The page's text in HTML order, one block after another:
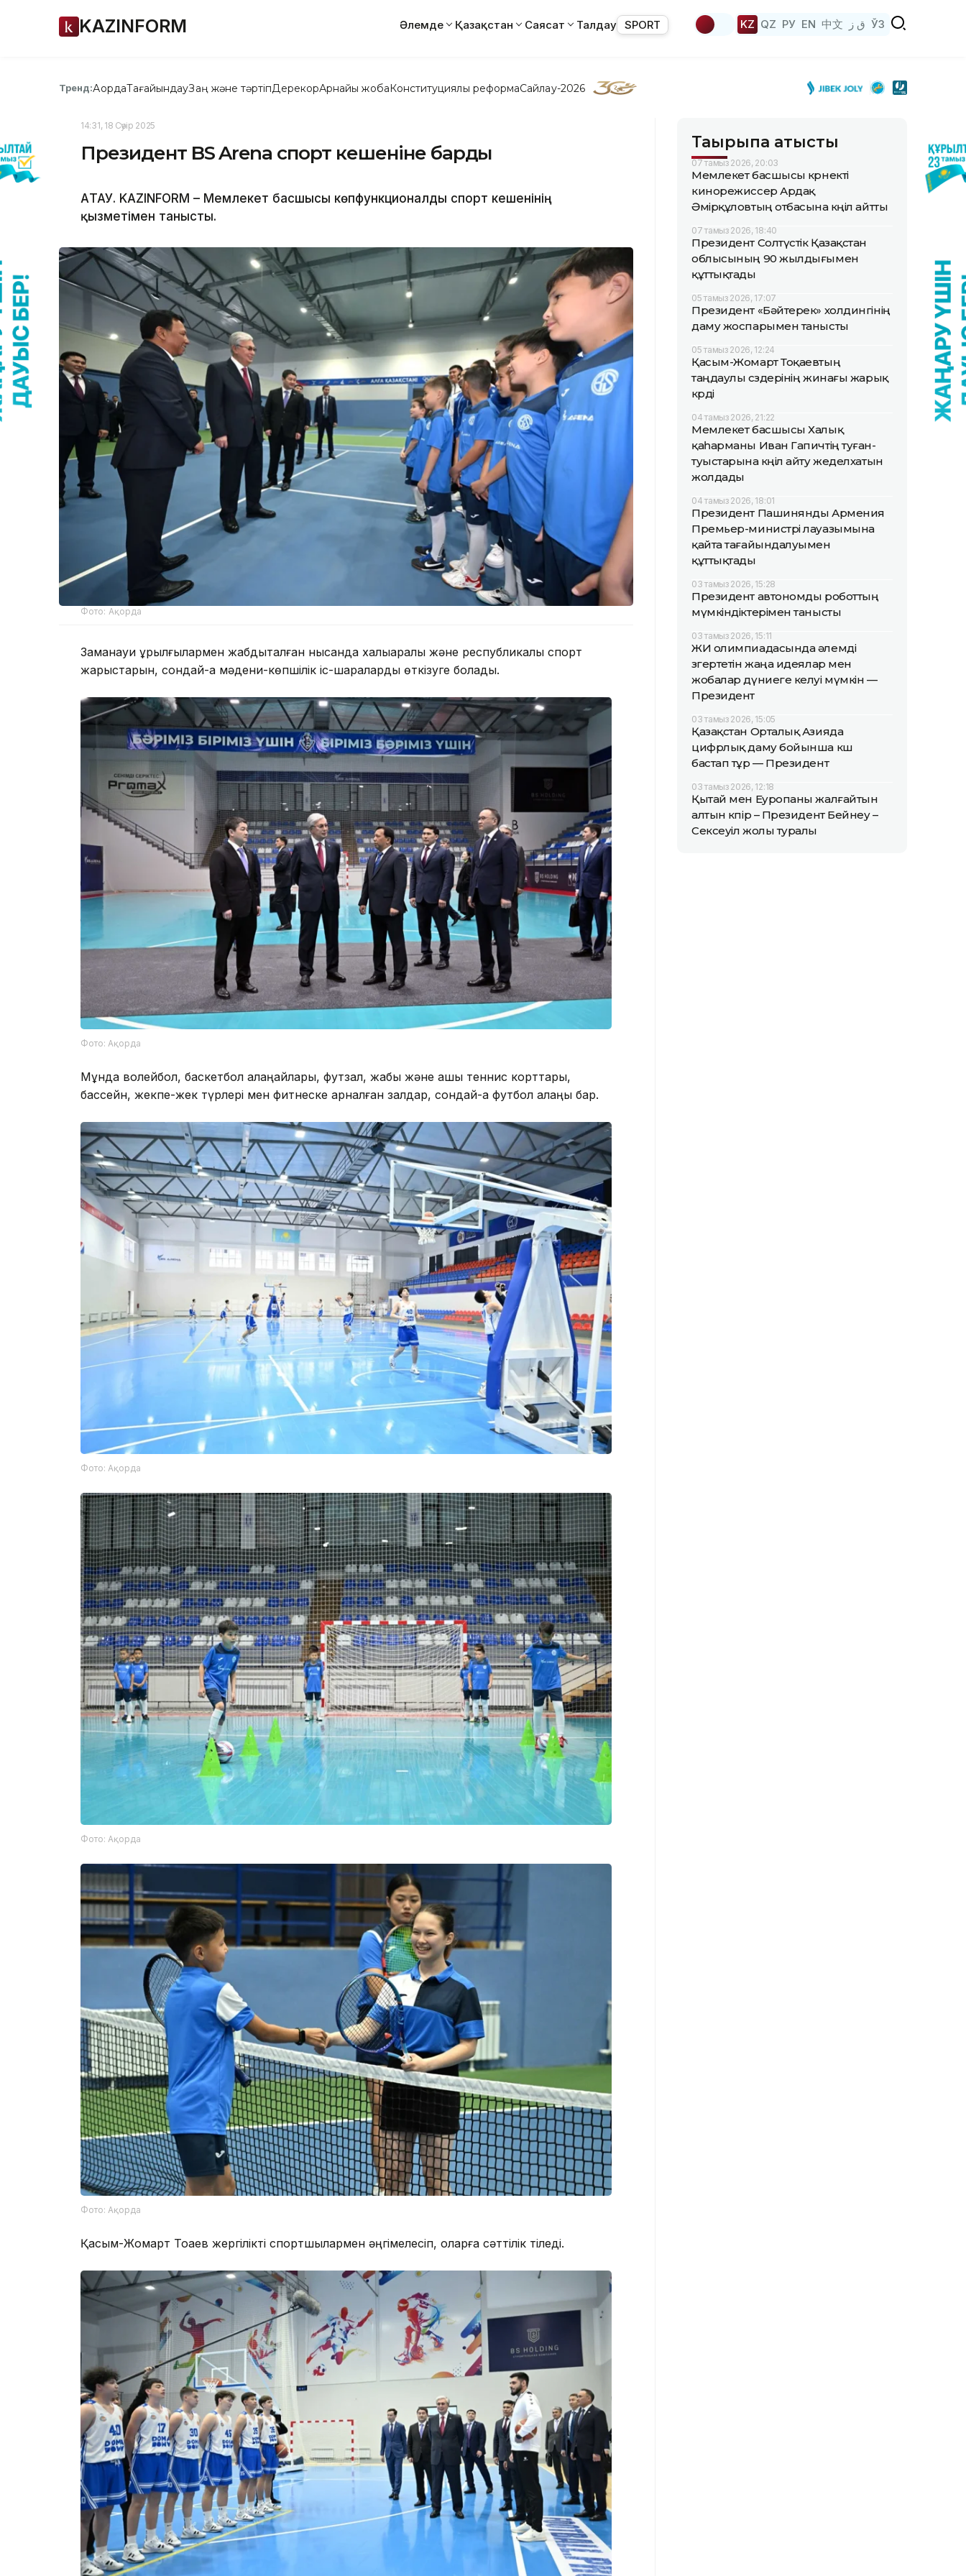
KAZINFORM Әлемде Қазақстан Саясат Талдау SPORT KZ QZ РУ EN 中文 ق ز ЎЗ
Тренд:АқордаТағайындауЗаң және тәртіпДерекқорАрнайы жобаКонституциялық реформаСайлау-2026
14:31, 18 Сәуір 2025
Президент BS Arena спорт кешеніне барды
АҚТАУ. KAZINFORM – Мемлекет басшысы көпфункционалды спорт кешенінің
қызметімен танысты.
Фото: Ақорда
Заманауи құрылғылармен жабдықталған нысанда халықаралық және республикалық спорт
жарыстарын, сондай-ақ мәдени-көпшілік іс-шараларды өткізуге болады.
Фото: Ақорда
Мұнда волейбол, баскетбол алаңқайлары, футзал, жабық және ашық теннис корттары,
бассейн, жекпе-жек түрлері мен фитнеске арналған залдар, сондай-ақ футбол алаңы бар.
Фото: Ақорда
Фото: Ақорда
Фото: Ақорда
Қасым-Жомарт Тоқаев жергілікті спортшылармен әңгімелесіп, оларға сәттілік тіледі.
Тақырыпқа қатысты
07 тамыз 2026, 20:03
Мемлекет басшысы көрнекті
кинорежиссер Ардақ
Әмірқұловтың отбасына көңіл айтты
07 тамыз 2026, 18:40
Президент Солтүстік Қазақстан
облысының 90 жылдығымен
құттықтады
05 тамыз 2026, 17:07
Президент «Бәйтерек» холдингінің
даму жоспарымен танысты
05 тамыз 2026, 12:24
Қасым-Жомарт Тоқаевтың
таңдаулы сөздерінің жинағы жарық
көрді
04 тамыз 2026, 21:22
Мемлекет басшысы Халық
қаһарманы Иван Гапичтің туған-
туыстарына көңіл айту жеделхатын
жолдады
04 тамыз 2026, 18:01
Президент Пашинянды Армения
Премьер-министрі лауазымына
қайта тағайындалуымен
құттықтады
03 тамыз 2026, 15:28
Президент автономды роботтың
мүмкіндіктерімен танысты
03 тамыз 2026, 15:11
ЖИ олимпиадасында әлемді
өзгертетін жаңа идеялар мен
жобалар дүниеге келуі мүмкін —
Президент
03 тамыз 2026, 15:05
Қазақстан Орталық Азияда
цифрлық даму бойынша көш
бастап тұр — Президент
03 тамыз 2026, 12:18
Қытай мен Еуропаны жалғайтын
алтын көпір – Президент Бейнеу –
Сексеуіл жолы туралы